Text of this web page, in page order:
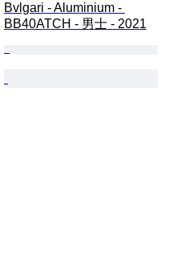
Bvlgari - Aluminium -
BB40ATCH - 男士 - 2021